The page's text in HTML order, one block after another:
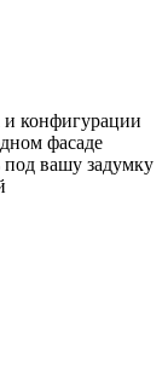
и конфигурации
фасаде
вашу задумку